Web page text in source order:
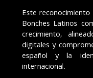
Este
Bonches Latinos
crecimiento,
digitales y
español y la
internacional.